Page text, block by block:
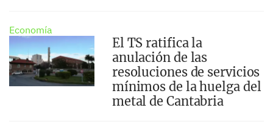
Economía
El TS ratifica la
anulación de las
resoluciones de servicios
mínimos de la huelga del
metal de Cantabria